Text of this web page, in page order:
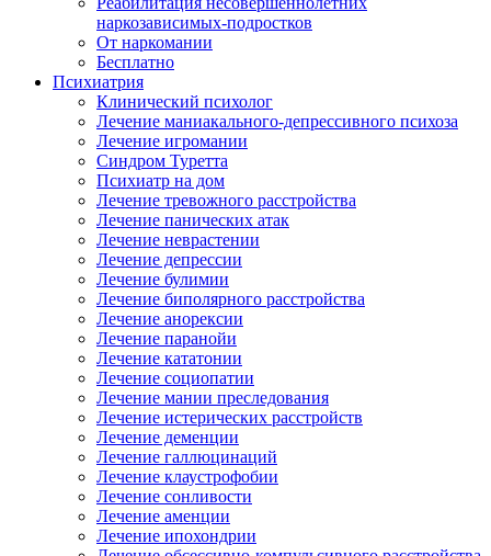
наркозависимых-подростков
От наркомании
Бесплатно
Психиатрия
Клинический психолог
Лечение маниакального-депрессивного психоза
Лечение игромании
Синдром Туретта
Психиатр на дом
Лечение тревожного расстройства
Лечение панических атак
Лечение неврастении
Лечение депрессии
Лечение булимии
Лечение биполярного расстройства
Лечение анорексии
Лечение паранойи
Лечение кататонии
Лечение социопатии
Лечение мании преследования
Лечение истерических расстройств
Лечение деменции
Лечение галлюцинаций
Лечение клаустрофобии
Лечение сонливости
Лечение аменции
Лечение ипохондрии